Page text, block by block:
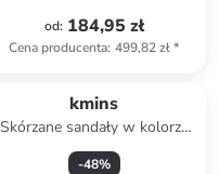
od: 184,95 zł
Cena producenta: 499,82 zł*
kmins
Skórzane sandały w kolorze
jasnoróżowym
-48%